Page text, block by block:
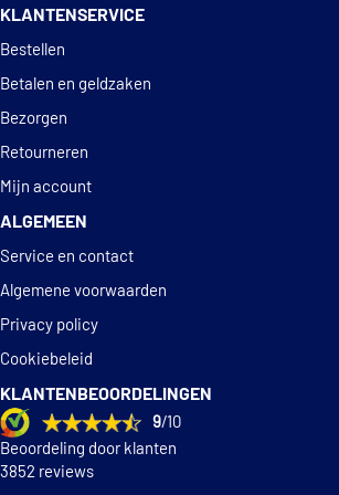
KLANTENSERVICE
Bestellen
Betalen en geldzaken
Bezorgen
Retourneren
Mijn account
ALGEMEEN
Service en contact
Algemene voorwaarden
Privacy policy
Cookiebeleid
KLANTENBEOORDELINGEN
9/10
Beoordeling door klanten
3852 reviews